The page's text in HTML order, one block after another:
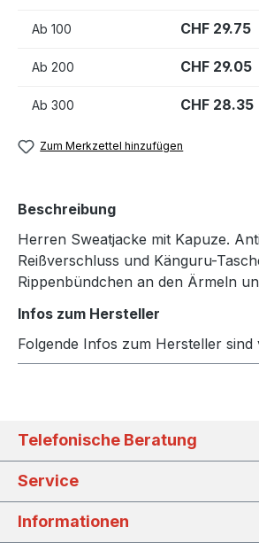
Ab 100 CHF 29.75
Ab 200 CHF 29.05
Ab 300 CHF 28.35
Zum Merkzettel hinzufügen
Beschreibung
Herren Sweatjacke mit Kapuze.
Reißverschluss und Känguru-
Rippenbündchen an den Ärmeln
Infos zum Hersteller
Folgende Infos zum Hersteller sind
Telefonische Beratung
Service
Informationen